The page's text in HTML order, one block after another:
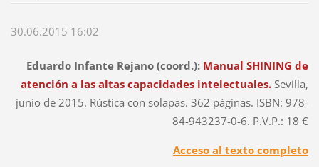
30.06.2015 16:02
Eduardo Infante Rejano (coord.): Manual SHINING de
atención a las altas capacidades intelectuales. Sevilla,
junio de 2015. Rústica con solapas.362 páginas. ISBN: 978-
84-943237-0-6. P.V.P.: 18 €
Acceso al texto completo